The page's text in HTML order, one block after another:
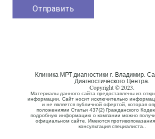
Клиника МРТ диагностики г. Владимир.
Диагностического Центра.
Copyright © 2023.
Материалы данного сайта предоставлены из
информации. Сайт носит исключительно
и не является публичной офертой, которая
положениями Статьи 437(2) Гражданского
подробную информацию о компании можно
официальном сайте. Имеются
консультация специалиста..